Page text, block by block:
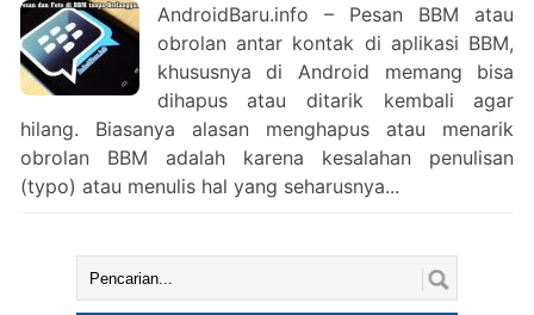
AndroidBaru.info – Pesan BBM atau
obrolan antar kontak di aplikasi BBM,
khususnya di Android memang bisa
dihapus atau ditarik kembali agar
hilang. Biasanya alasan menghapus atau menarik
obrolan BBM adalah karena kesalahan penulisan
(typo) atau menulis hal yang seharusnya...
Cari: